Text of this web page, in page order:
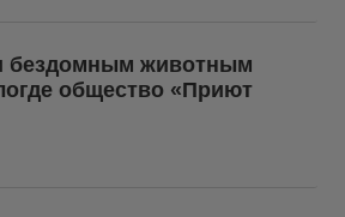
бездомным животным
общество «Приют